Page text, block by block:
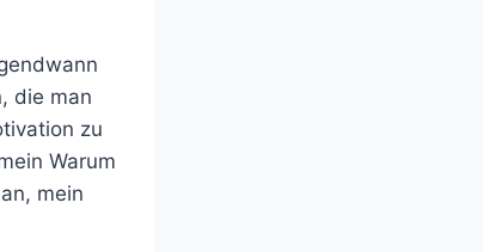
die man
zu
Warum
mein